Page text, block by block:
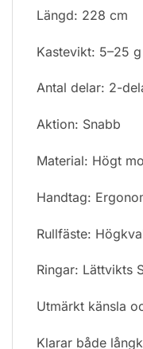
Längd: 228 cm
Kastevikt: 5–25 g
Antal delar: 2-
Aktion: Snabb
Material: Högt
Handtag:
Rullfäste:
Ringar: Lättvikts
Utmärkt känsla
Klarar både